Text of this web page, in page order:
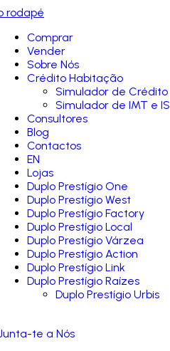
rodapé
Comprar
Vender
Sobre Nós
Crédito Habitação
Simulador de Crédito
Simulador de IMT e IS
Consultores
Blog
Contactos
EN
Lojas
Duplo Prestígio One
Duplo Prestígio West
Duplo Prestígio Factory
Duplo Prestígio Local
Duplo Prestígio Várzea
Duplo Prestígio Action
Duplo Prestígio Link
Duplo Prestígio Raízes
Duplo Prestígio Urbis
te a Nós